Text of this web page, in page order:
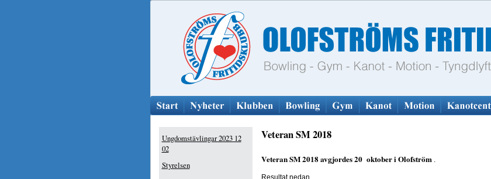
Ungdomstävlingar 2023 12
02
Styrelsen
Veteran SM 2018
Veteran SM 2018 avgjordes 20 oktober i Olofström
Resultat nedan